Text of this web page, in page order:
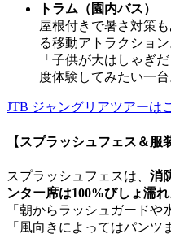
トラム（園内バス）
屋根付きで暑さ対策
る移動アトラクション
「子供が大はしゃぎ
度体験してみたい一台
JTB ジャングリアツアーは
【スプラッシュフェス＆服
スプラッシュフェスは、 消
ンター席は100%びしょ濡れ
「朝からラッシュガードや
「風向きによってはパン